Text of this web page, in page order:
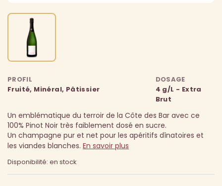
PROFIL
Fruité, Minéral, Pâtissier
DOSAGE
4 g/L - Extra
Brut
Un emblématique du terroir de la Côte des Bar avec ce
100% Pinot Noir très faiblement dosé en sucre.
Un champagne pur et net pour les apéritifs dînatoires et
les viandes blanches. En savoir plus
Disponibilité: en stock